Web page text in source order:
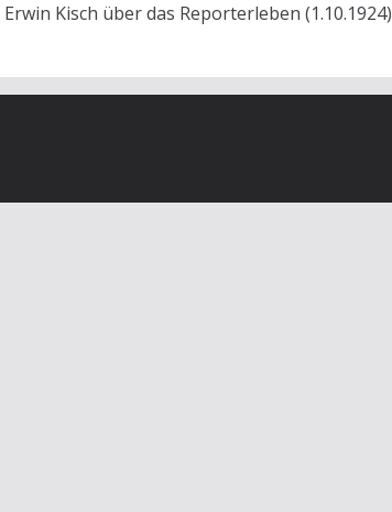
Kisch über das Reporterleben (1.10.1924)